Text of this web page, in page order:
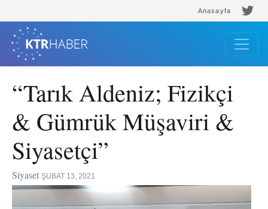
Anasayfa
“Tarık Aldeniz; Fizikçi
& Gümrük Müşaviri &
Siyasetçi”
Siyaset ŞUBAT 13, 2021